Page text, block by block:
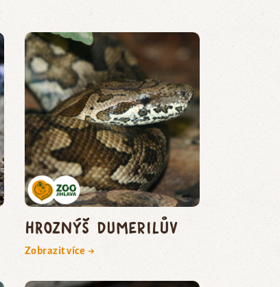
hroznýš Dumerilův
Zobrazit více →